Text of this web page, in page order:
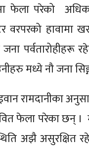
फेला परेको
हावामा
पर्वतारोहीहरू
मध्ये नौ जना
रामदानीका
फेला परेका
अझै असुरक्षित